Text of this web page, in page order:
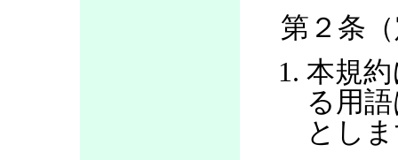
第２条
本規
る用
とし